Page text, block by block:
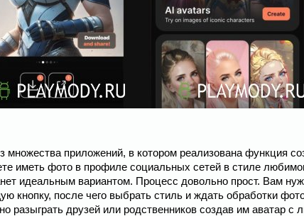
множества приложений, в котором реализована функция
иметь фото в профиле социальных сетей в стиле
идеальным вариантом. Процесс довольно прост. Вам
кнопку, после чего выбрать стиль и ждать обработки
разыграть друзей или родственников создав им аватар